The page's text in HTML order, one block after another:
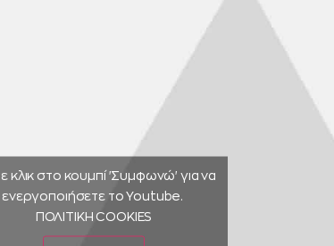
κλικ στο κουμπί 'Συμφωνώ' για να
ενεργοποιήσετε το Youtube.
ΠΟΛΙΤΙΚΗ COOKIES